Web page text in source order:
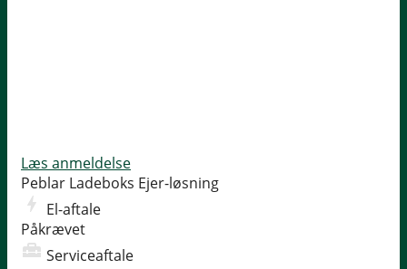
Læs anmeldelse
Peblar Ladeboks Ejer-løsning
El-aftale
Påkrævet
Serviceaftale